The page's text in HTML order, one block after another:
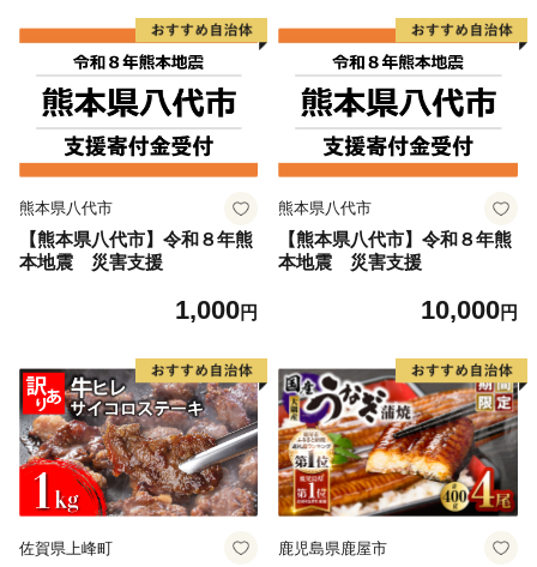
介
熊本県八代市
【熊本県八代市】令和８年熊
本地震 災害支援
1,000円
熊本県八代市
【熊本県八代市】令和８年熊
本地震 災害支援
10,000円
佐賀県上峰町 鹿児島県鹿屋市